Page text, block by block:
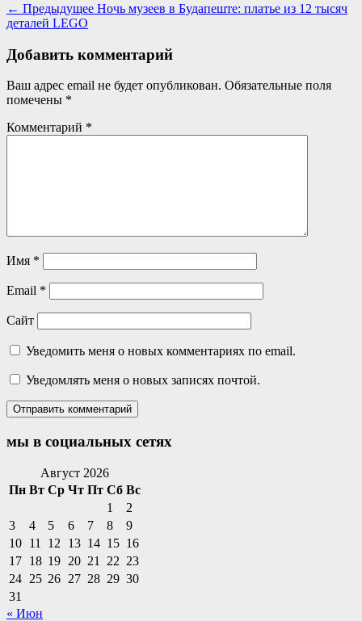
Навигация
по
записям
← Предыдущее Предыдущая
Ночь музеев в Будапеште: платье из 12 тысяч
деталей LEGO
Добавить комментарий
Ваш адрес email не будет опубликован. Обязательные поля
помечены *
Комментарий *
Имя *
Email *
Сайт
Уведомить меня о новых комментариях по email.
Уведомлять меня о новых записях почтой.
мы в социальных сетях
Facebook
Instagram
VKontakte
ТелефонАвгуст 2026
Пн Вт Ср Чт Пт Сб Вс
1
2
3
4 5 6 7 8
9
10 11 12 13 14 15 16
17 18 19 20 21 22 23
24 25 26 27 28 29 30
31
« Июн